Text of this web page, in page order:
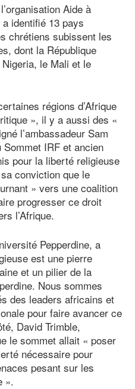
Aide à
identifié 13 pays
chrétiens subissent les
dont la République
le Mali et le
régions d’Afrique
», il y a aussi des «
l’ambassadeur Sam
IRF et ancien
pour la liberté religieuse
conviction que le
» vers une coalition
progresser ce droit
l’Afrique.
Pepperdine, a
est une pierre
et un pilier de la
Nous sommes
des leaders africains et
pour faire avancer ce
David Trimble,
le sommet allait « poser
nécessaire pour
pesant sur les
».